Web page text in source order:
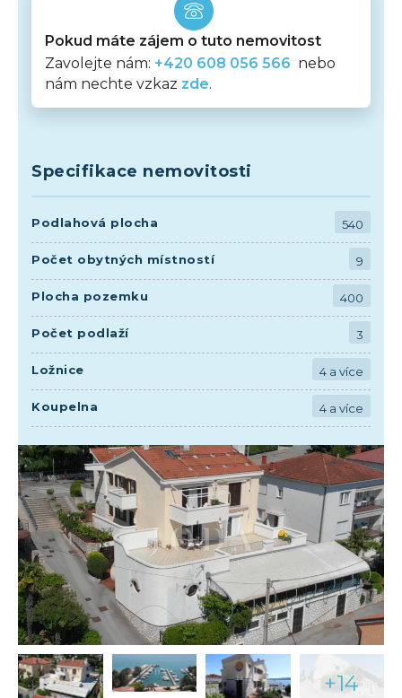
+14
Pokud máte zájem o tuto nemovitost
Zavolejte nám: +420 608 056 566 nebo
nám nechte vzkaz zde.
Specifikace nemovitosti
Podlahová plocha 540
Počet obytných místností 9
Plocha pozemku 400
Počet podlaží 3
Ložnice 4 a více
Koupelna 4 a více